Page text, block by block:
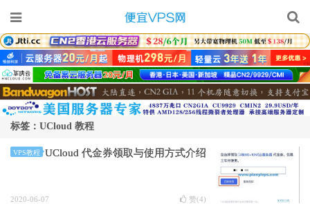
标签：UCloud 教程
VPS教程 UCloud 代金券领取与使用方式介绍
2020-06-07 赞(4)